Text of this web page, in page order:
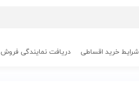
شرایط خرید اقساطی دریافت نمایندگی فروش